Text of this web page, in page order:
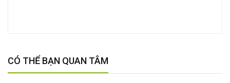
CÓ THỂ BẠN QUAN TÂM